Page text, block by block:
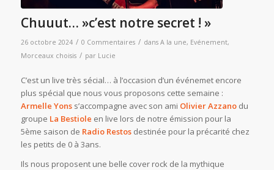
Chuuut… »c’est notre secret ! »
26 octobre 2024 / 0 Commentaires / dans A la une, Evénement,
Morceaux choisis / par Lucie
C’est un live très sécial… à l’occasion d’un événemet encore
plus spécial que nous vous proposons cette semaine :
Armelle Yonss’accompagne avec son ami Olivier Azzanodu
groupe La Bestiole en live lors de notre émission pour la
5ème saison de Radio Restos destinée pour la précarité chez
les petits de 0 à 3ans.
Ils nous proposent une belle cover rock de la mythique